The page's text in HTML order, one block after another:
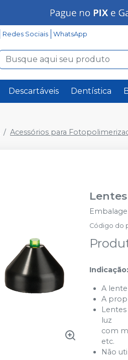
Redes Sociais WhatsApp
Descartáveis Dentística
Acessórios para
Código do
Indicação:
A
A
luz
com
etc.
Não